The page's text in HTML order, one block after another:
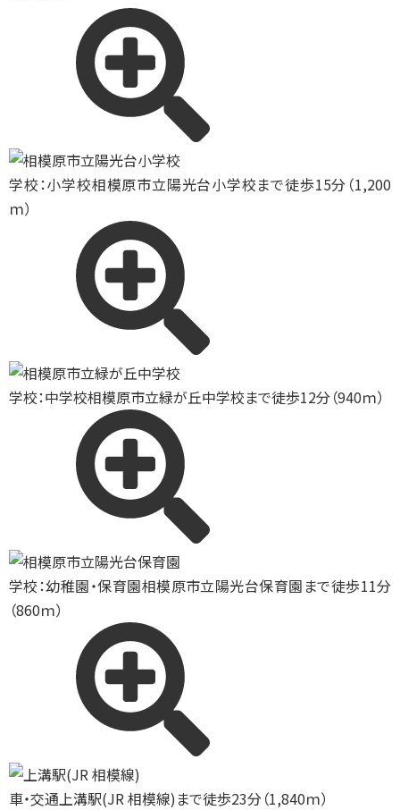
学校：小学校相模原市立陽光台小学校まで徒歩15分（1,200
ｍ）
学校：中学校相模原市立緑が丘中学校まで徒歩12分（940ｍ）
学校：幼稚園・保育園相模原市立陽光台保育園まで徒歩11分
（860ｍ）
車・交通上溝駅(JR 相模線)まで徒歩23分（1,840ｍ）